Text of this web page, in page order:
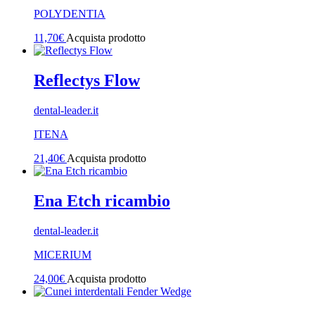
POLYDENTIA
11,70€ Acquista prodotto
Reflectys Flow
dental-leader.it
ITENA
21,40€ Acquista prodotto
Ena Etch ricambio
dental-leader.it
MICERIUM
24,00€ Acquista prodotto